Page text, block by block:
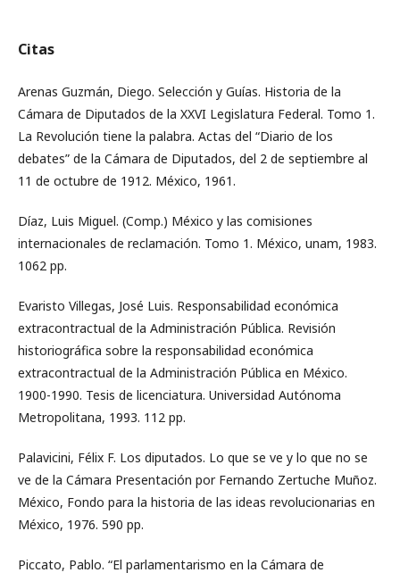
Citas
Arenas Guzmán, Diego. Selección y Guías. Historia de la
Cámara de Diputados de la XXVI Legislatura Federal. Tomo 1.
La Revolución tiene la palabra. Actas del “Diario de los
debates” de la Cámara de Diputados, del 2 de septiembre al
11 de octubre de 1912. México, 1961.
Díaz, Luis Miguel. (Comp.) México y las comisiones
internacionales de reclamación. Tomo 1. México, unam, 1983.
1062 pp.
Evaristo Villegas, José Luis. Responsabilidad económica
extracontractual de la Administración Pública. Revisión
historiográfica sobre la responsabilidad económica
extracontractual de la Administración Pública en México.
1900-1990. Tesis de licenciatura. Universidad Autónoma
Metropolitana, 1993. 112 pp.
Palavicini, Félix F. Los diputados. Lo que se ve y lo que no se
ve de la Cámara Presentación por Fernando Zertuche Muñoz.
México, Fondo para la historia de las ideas revolucionarias en
México, 1976. 590 pp.
Piccato, Pablo. “El parlamentarismo en la Cámara de